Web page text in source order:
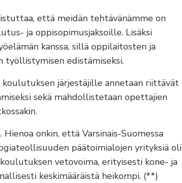
että meidän tehtävänämme on
ja oppisopimusjaksoille. Lisäksi
kanssa, sillä oppilaitosten ja
työllistymisen edistämiseksi.
järjestäjille annetaan riittävät
sekä mahdollistetaan opettajien
onkin, että Varsinais-Suomessa
päätoimialojen yrityksiä oli
vetovoima, erityisesti kone- ja
keskimääräistä heikompi. (**)